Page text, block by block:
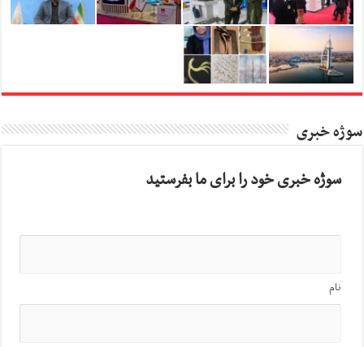
سوژه خبری
سوژه خبری خود را برای ما بفرستید
نام